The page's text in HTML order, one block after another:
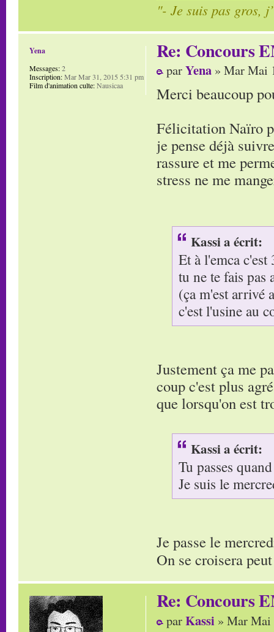
"- Je suis pas gros,
Re: Concours
parYena » Mar Mai
Merci beaucoup
Félicitation Naïro
je pense déjà
rassure et me
stress ne me
Kassi a écrit:
Et à l'emca
tu ne te fais pas
(ça m'est arrivé
c'est l'usine au
Justement ça me
coup c'est plus
que lorsqu'on est
Kassi a écrit:
Tu passes
Je suis le
Je passe le
On se croisera
Yena
Messages:2
Inscription:Mar Mar 31, 2015 5:31 pm
Film d'animation culte:Nausicaa
Re: Concours
parKassi » Mar Mai